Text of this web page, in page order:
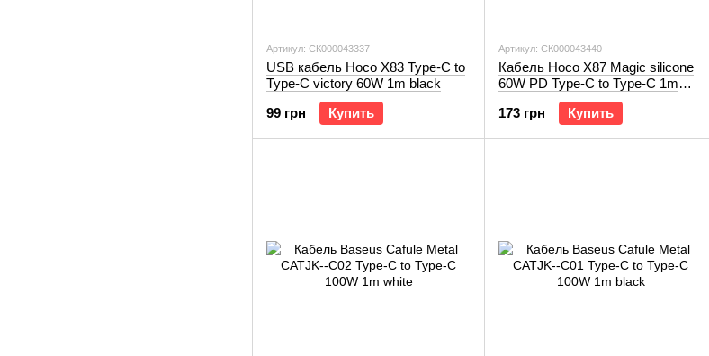
Артикул: СК000043337
USB кабель Hoco X83 Type-C to
Type-C victory 60W 1m black
99 грн
Купить
Артикул: СК000043440
Кабель Hoco X87 Magic silicone
60W PD Type-C to Type-C 1m
173 грн
Купить